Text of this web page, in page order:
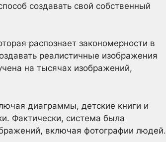
создавать свой собственный
распознает закономерности в
реалистичные изображения
на тысячах изображений,
диаграммы, детские книги и
Фактически, система была
включая фотографии людей.